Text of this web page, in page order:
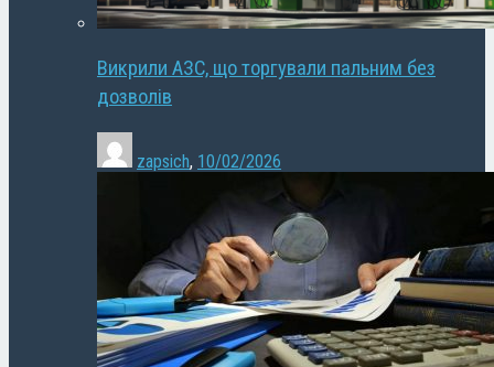
Викрили АЗС, що торгували пальним без
дозволів
zapsich, 10/02/2026